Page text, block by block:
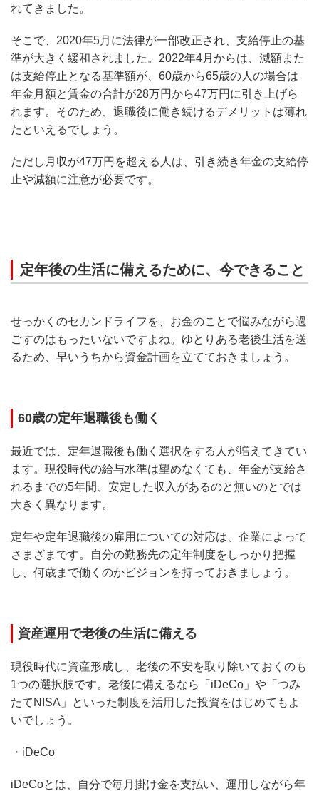
れてきました。
そこで、2020年5月に法律が一部改正され、支給停止の基
準が大きく緩和されました。2022年4月からは、減額また
は支給停止となる基準額が、60歳から65歳の人の場合は
年金月額と賃金の合計が28万円から47万円に引き上げら
れます。そのため、退職後に働き続けるデメリットは薄れ
たといえるでしょう。
ただし月収が47万円を超える人は、引き続き年金の支給停
止や減額に注意が必要です。
定年後の生活に備えるために、今できること
せっかくのセカンドライフを、お金のことで悩みながら過
ごすのはもったいないですよね。ゆとりある老後生活を送
るため、早いうちから資金計画を立てておきましょう。
60歳の定年退職後も働く
最近では、定年退職後も働く選択をする人が増えてきてい
ます。現役時代の給与水準は望めなくても、年金が支給さ
れるまでの5年間、安定した収入があるのと無いのとでは
大きく異なります。
定年や定年退職後の雇用についての対応は、企業によって
さまざまです。自分の勤務先の定年制度をしっかり把握
し、何歳まで働くのかビジョンを持っておきましょう。
資産運用で老後の生活に備える
現役時代に資産形成し、老後の不安を取り除いておくのも
1つの選択肢です。老後に備えるなら「iDeCo」や「つみ
たてNISA」といった制度を活用した投資をはじめてもよ
いでしょう。
・iDeCo
iDeCoとは、自分で毎月掛け金を支払い、運用しながら年